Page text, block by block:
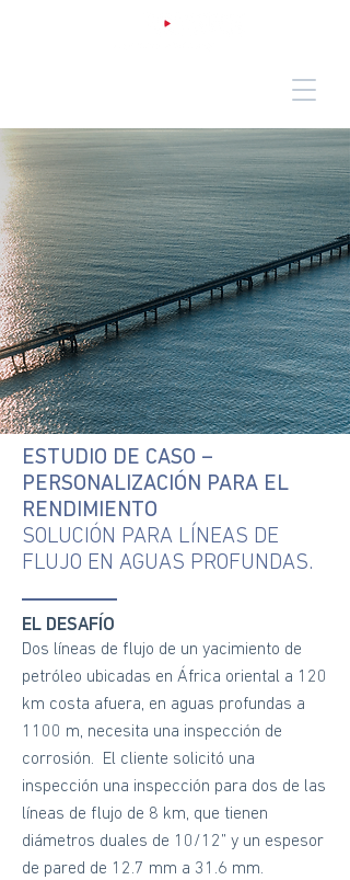
ESTUDIO DE CASO –
PERSONALIZACIÓN PARA EL
RENDIMIENTO
SOLUCIÓN PARA LÍNEAS DE
FLUJO EN AGUAS PROFUNDAS.
EL DESAFÍO
Dos líneas de flujo de un yacimiento de
petróleo ubicadas en África oriental a 120
km costa afuera, en aguas profundas a
1100 m, necesita una inspección de
corrosión. El cliente solicitó una
inspección una inspección para dos de las
líneas de flujo de 8 km, que tienen
diámetros duales de 10/12” y un espesor
de pared de 12.7 mm a 31.6 mm.